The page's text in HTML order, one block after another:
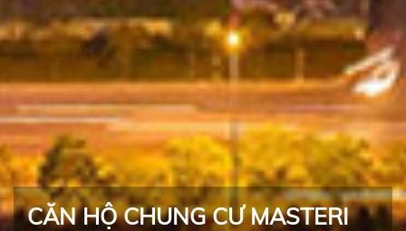
CĂN HỘ CHUNG CƯ MASTERI